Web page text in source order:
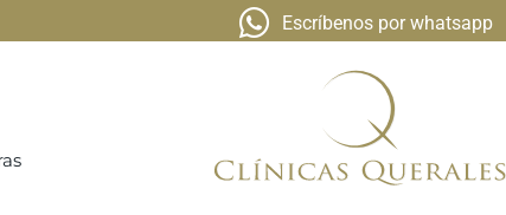
Escríbenos por whatsapp